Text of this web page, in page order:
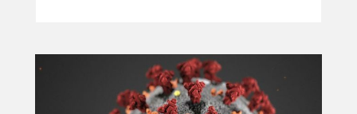
Réunion.